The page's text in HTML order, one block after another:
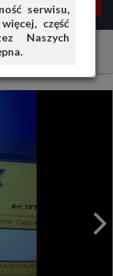
serwisu,
część
Naszych
AG